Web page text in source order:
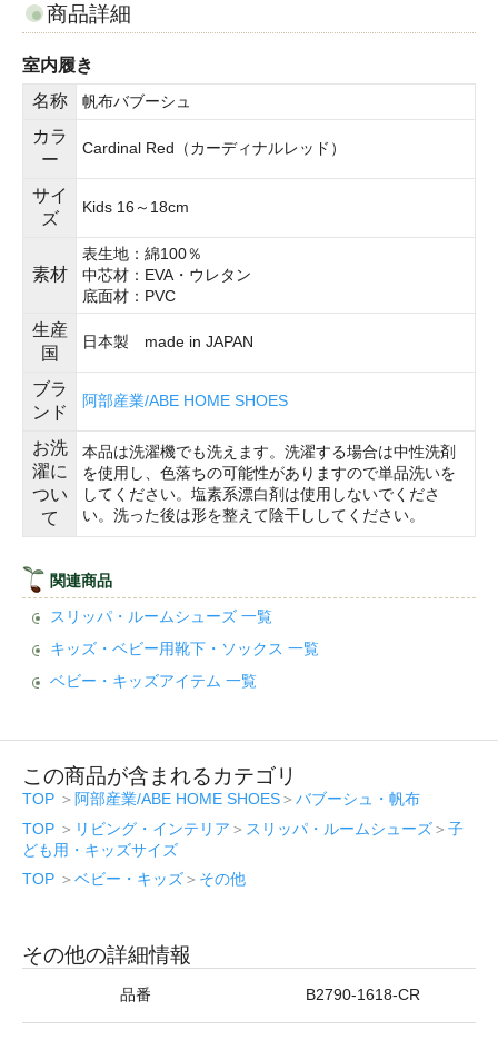
商品詳細
室内履き
名称
帆布バブーシュ
カラ
ー
Cardinal Red（カーディナルレッド）
サイ
ズ
Kids 16～18cm
素材
表生地：綿100％
中芯材：EVA・ウレタン
底面材：PVC
生産
国
日本製 made in JAPAN
ブラ
ンド
阿部産業/ABE HOME SHOES
お洗
濯に
つい
て
本品は洗濯機でも洗えます。洗濯する場合は中性洗剤
を使用し、色落ちの可能性がありますので単品洗いを
してください。塩素系漂白剤は使用しないでくださ
い。洗った後は形を整えて陰干ししてください。
関連商品
スリッパ・ルームシューズ 一覧
キッズ・ベビー用靴下・ソックス 一覧
ベビー・キッズアイテム 一覧
この商品が含まれるカテゴリ
TOP ＞ 阿部産業/ABE HOME SHOES＞ バブーシュ・帆布
TOP ＞ リビング・インテリア ＞ スリッパ・ルームシューズ＞ 子
ども用・キッズサイズ
TOP ＞ ベビー・キッズ＞ その他
その他の詳細情報
品番 B2790-1618-CR